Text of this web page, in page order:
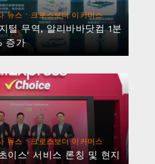
뉴스 · 크로스보더 이커머스
털 무역, 알리바바닷컴 1분
증가
뉴스 ·크로스보더 이커머스
이스' 서비스 론칭 및 현지